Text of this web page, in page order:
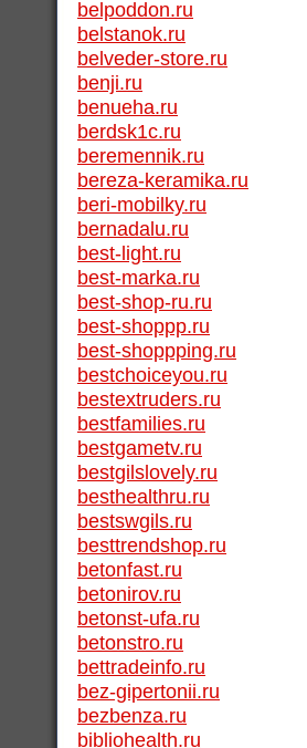
belpoddon.ru
belstanok.ru
belveder-store.ru
benji.ru
benueha.ru
berdsk1c.ru
beremennik.ru
bereza-keramika.ru
beri-mobilky.ru
bernadalu.ru
best-light.ru
best-marka.ru
best-shop-ru.ru
best-shoppp.ru
best-shoppping.ru
bestchoiceyou.ru
bestextruders.ru
bestfamilies.ru
bestgametv.ru
bestgilslovely.ru
besthealthru.ru
bestswgils.ru
besttrendshop.ru
betonfast.ru
betonirov.ru
betonst-ufa.ru
betonstro.ru
bettradeinfo.ru
bez-gipertonii.ru
bezbenza.ru
bibliohealth.ru